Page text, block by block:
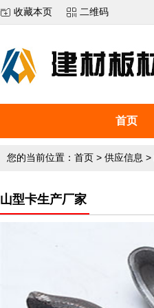
收藏本页 二维码
首页
您的当前位置： 首页 > 供应信息 >
山型卡生产厂家